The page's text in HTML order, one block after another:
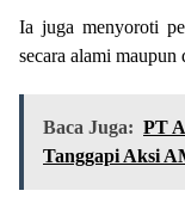
Ia juga menyoroti
secara alami maupun
Baca Juga: PT
Tanggapi Aksi